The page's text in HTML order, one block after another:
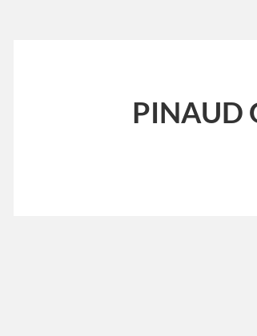
PINAUD